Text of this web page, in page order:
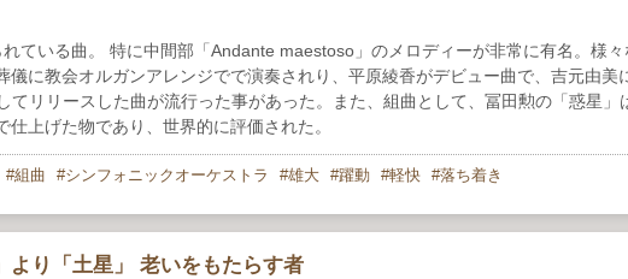
ている曲。 特に中間部「Andante maestoso」のメロディーが非常に有名。様
儀に教会オルガンアレンジでで演奏されり、平原綾香がデビュー曲で、吉元由美
てリリースした曲が流行った事があった。また、組曲として、冨田勲の「惑星」
上げた物であり、世界的に評価された。
組曲 シンフォニックオーケストラ 雄大 躍動 軽快 落ち着き
より「土星」 老いをもたらす者